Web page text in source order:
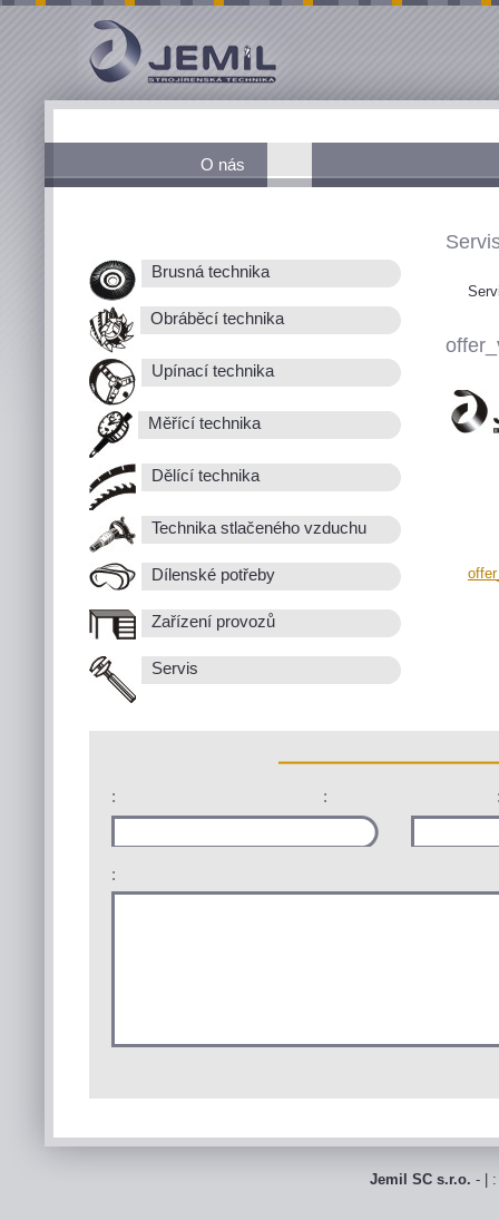
O nás
Brusná technika
Obráběcí technika
Upínací technika
Měřící technika
Dělící technika
Technika stlačeného vzduchu
Dílenské potřeby
Zařízení provozů
Servis
: :
:
Jemil SC s.r.o. - |